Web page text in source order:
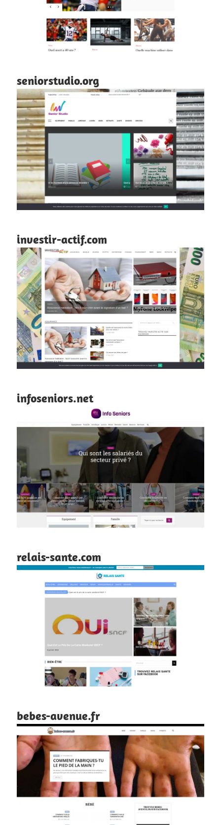
seniorstudio.org
investir-actif.com
infoseniors.net
relais-sante.com
bebes-avenue.fr